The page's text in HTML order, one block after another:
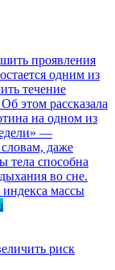
проявления
одним из
течение
этом рассказала
на одном из
—
даже
тела способна
во сне.
массы